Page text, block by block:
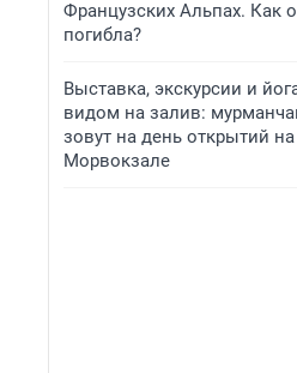
Французских Альпах. Как
погибла?
Выставка, экскурсии и
видом на залив:
зовут на день открытий на
Морвокзале